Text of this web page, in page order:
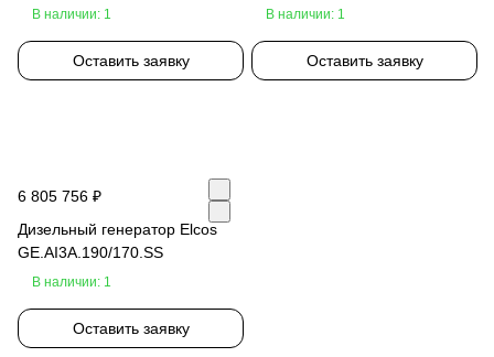
В наличии: 1
Оставить заявку
В наличии: 1
Оставить заявку
6 805 756 ₽
Дизельный генератор Elcos
GE.AI3A.190/170.SS
В наличии: 1
Оставить заявку